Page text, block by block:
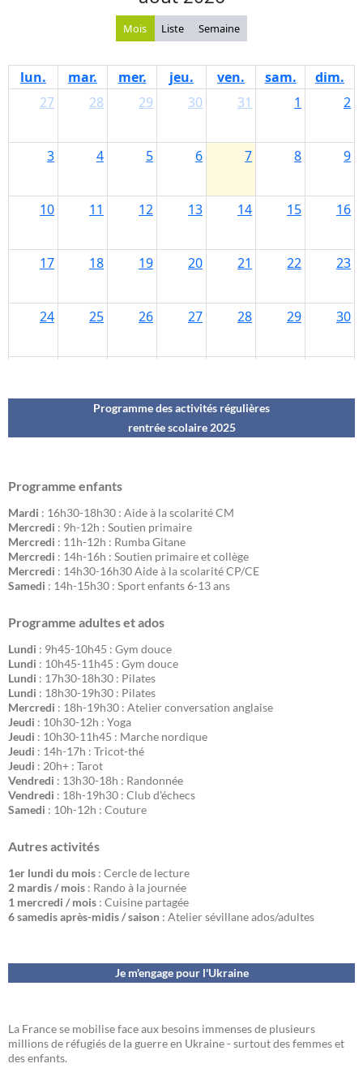
Programme des activités régulières
rentrée scolaire 2025
Programme enfants
Mardi : 16h30-18h30 : Aide à la scolarité CM
Mercredi : 9h-12h : Soutien primaire
Mercredi : 11h-12h : Rumba Gitane
Mercredi : 14h-16h : Soutien primaire et collège
Mercredi : 14h30-16h30 Aide à la scolarité CP/CE
Samedi : 14h-15h30 : Sport enfants 6-13 ans
Programme adultes et ados
Lundi : 9h45-10h45 : Gym douce
Lundi : 10h45-11h45 : Gym douce
Lundi : 17h30-18h30 : Pilates
Lundi : 18h30-19h30 : Pilates
Mercredi : 18h-19h30 : Atelier conversation anglaise
Jeudi : 10h30-12h : Yoga
Jeudi : 10h30-11h45 : Marche nordique
Jeudi : 14h-17h : Tricot-thé
Jeudi : 20h+ : Tarot
Vendredi : 13h30-18h : Randonnée
Vendredi : 18h-19h30 : Club d'échecs
Samedi : 10h-12h : Couture
Autres activités
1er lundi du mois : Cercle de lecture
2 mardis / mois : Rando à la journée
1 mercredi / mois : Cuisine partagée
6 samedis après-midis / saison : Atelier sévillane ados/adultes
Je m'engage pour l'Ukraine
La France se mobilise face aux besoins immenses de plusieurs
millions de réfugiés de la guerre en Ukraine - surtout des femmes et
des enfants.